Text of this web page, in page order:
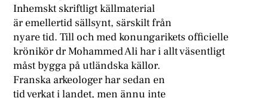
Inhemskt skriftligt källmaterial
är emellertid sällsynt, särskilt från
nyare tid. Till och med konungarikets officielle
krönikör dr Mohammed Ali har i allt väsentligt
måst bygga på utländska källor.
Franska arkeologer har sedan en
tid verkat i landet, men ännu inte